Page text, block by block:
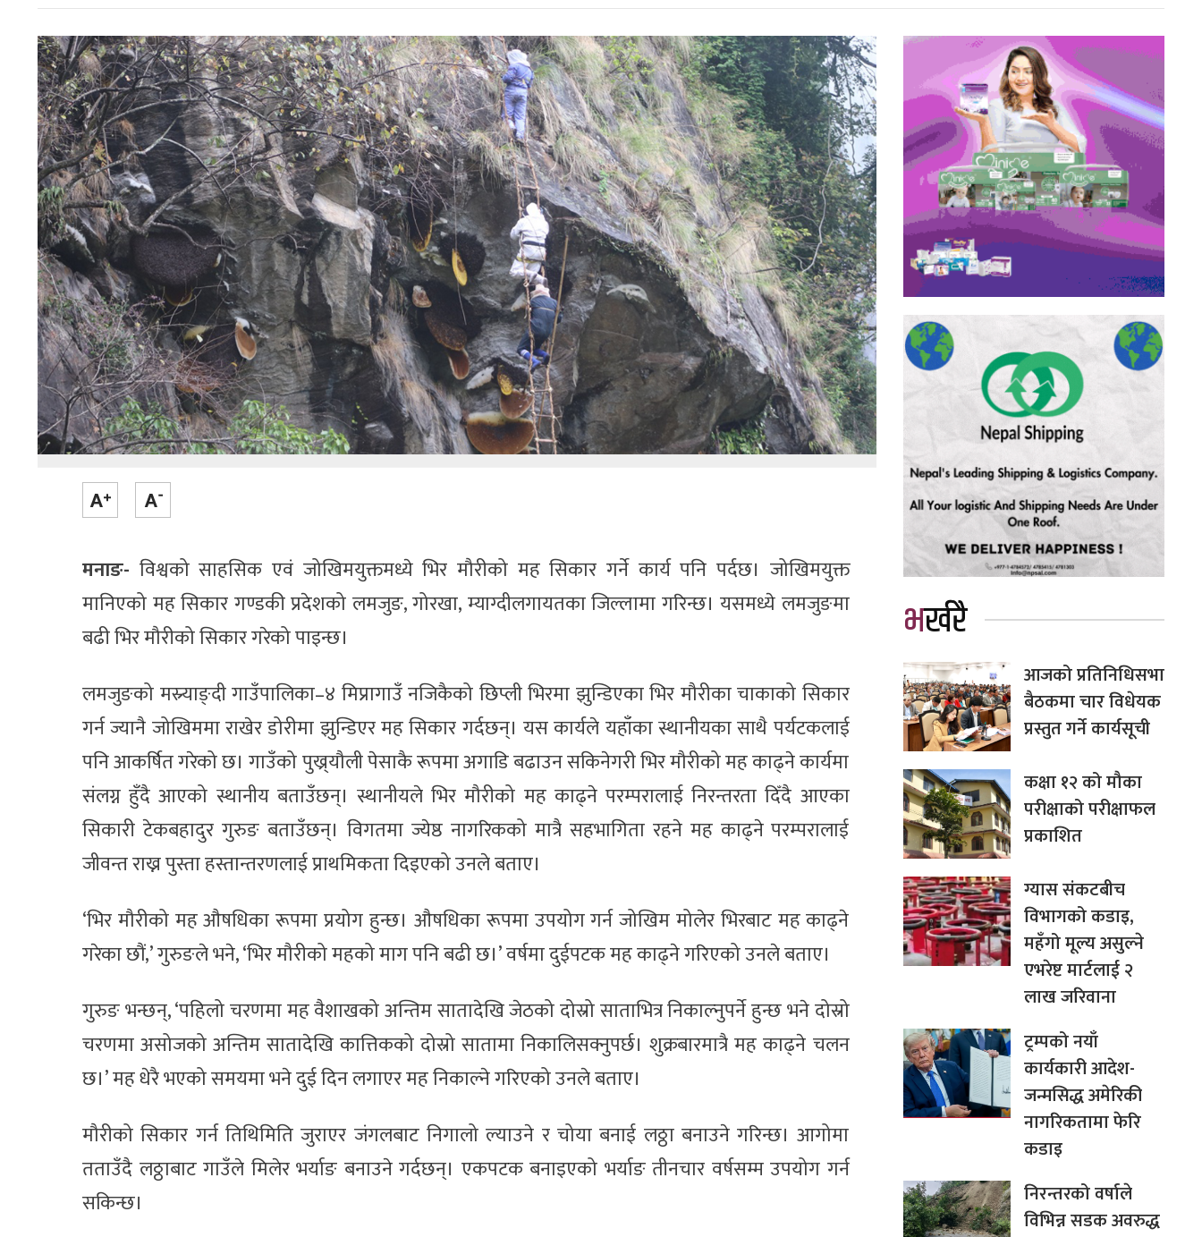
मनाङ- विश्वको साहसिक एवं जोखिमयुक्तमध्ये भिर मौरीको मह सिकार गर्ने कार्य पनि पर्दछ। जोखिमयुक्त
मानिएको मह सिकार गण्डकी प्रदेशको लमजुङ, गोरखा, म्याग्दीलगायतका जिल्लामा गरिन्छ। यसमध्ये लमजुङमा
बढी भिर मौरीको सिकार गरेको पाइन्छ।
लमजुङको मस्र्याङ्दी गाउँपालिका–४ मिप्रागाउँ नजिकैको छिप्ली भिरमा झुन्डिएका भिर मौरीका चाकाको सिकार
गर्न ज्यानै जोखिममा राखेर डोरीमा झुन्डिएर मह सिकार गर्दछन्। यस कार्यले यहाँका स्थानीयका साथै पर्यटकलाई
पनि आकर्षित गरेको छ। गाउँको पुख्र्यौली पेसाकै रूपमा अगाडि बढाउन सकिनेगरी भिर मौरीको मह काढ्ने कार्यमा
संलग्न हुँदै आएको स्थानीय बताउँछन्। स्थानीयले भिर मौरीको मह काढ्ने परम्परालाई निरन्तरता दिँदै आएका
सिकारी टेकबहादुर गुरुङ बताउँछन्। विगतमा ज्येष्ठ नागरिकको मात्रै सहभागिता रहने मह काढ्ने परम्परालाई
जीवन्त राख्न पुस्ता हस्तान्तरणलाई प्राथमिकता दिइएको उनले बताए।
‘भिर मौरीको मह औषधिका रूपमा प्रयोग हुन्छ। औषधिका रूपमा उपयोग गर्न जोखिम मोलेर भिरबाट मह काढ्ने
गरेका छौं,’ गुरुङले भने, ‘भिर मौरीको महको माग पनि बढी छ।’ वर्षमा दुईपटक मह काढ्ने गरिएको उनले बताए।
गुरुङ भन्छन्, ‘पहिलो चरणमा मह वैशाखको अन्तिम सातादेखि जेठको दोस्रो साताभित्र निकाल्नुपर्ने हुन्छ भने दोस्रो
चरणमा असोजको अन्तिम सातादेखि कात्तिकको दोस्रो सातामा निकालिसक्नुपर्छ। शुक्रबारमात्रै मह काढ्ने चलन
छ।’ मह धेरै भएको समयमा भने दुई दिन लगाएर मह निकाल्ने गरिएको उनले बताए।
मौरीको सिकार गर्न तिथिमिति जुराएर जंगलबाट निगालो ल्याउने र चोया बनाई लठ्ठा बनाउने गरिन्छ। आगोमा
तताउँदै लठ्ठाबाट गाउँले मिलेर भर्याङ बनाउने गर्दछन्। एकपटक बनाइएको भर्याङ तीनचार वर्षसम्म उपयोग गर्न
सकिन्छ।
भर्खरै
आजको प्रतिनिधिसभा
बैठकमा चार विधेयक
प्रस्तुत गर्ने कार्यसूची
कक्षा १२ को मौका
परीक्षाको परीक्षाफल
प्रकाशित
ग्यास संकटबीच
विभागको कडाइ,
महँगो मूल्य असुल्ने
एभरेष्ट मार्टलाई २
लाख जरिवाना
ट्रम्पको नयाँ
कार्यकारी आदेश-
जन्मसिद्ध अमेरिकी
नागरिकतामा फेरि
कडाइ
निरन्तरको वर्षाले
विभिन्न सडक अवरुद्ध